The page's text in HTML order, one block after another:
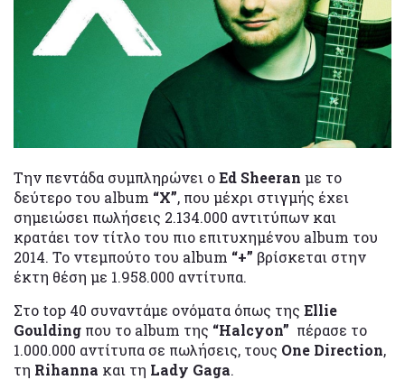
Την πεντάδα συμπληρώνει οEd Sheeran με το
δεύτερο του album “X”, που μέχρι στιγμής έχει
σημειώσει πωλήσεις 2.134.000 αντιτύπων και
κρατάει τον τίτλο του πιο επιτυχημένου album του
2014. Το ντεμπούτο του album “+” βρίσκεται στην
έκτη θέση με 1.958.000 αντίτυπα.
Στο top 40 συναντάμε ονόματα όπως της Ellie
Goulding που το album της “Halcyon” πέρασε το
1.000.000 αντίτυπα σε πωλήσεις, τους One Direction,
τη Rihanna και τη Lady Gaga.